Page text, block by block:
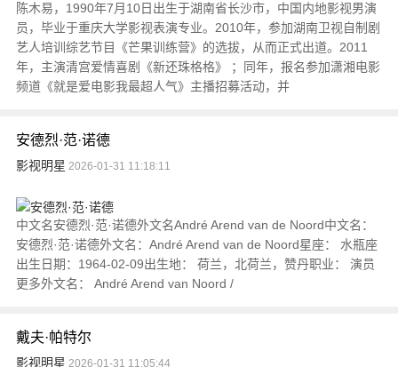
陈木易，1990年7月10日出生于湖南省长沙市，中国内地影视男演
员，毕业于重庆大学影视表演专业。2010年，参加湖南卫视自制剧
艺人培训综艺节目《芒果训练营》的选拔，从而正式出道。2011
年，主演清宫爱情喜剧《新还珠格格》 ；同年，报名参加潇湘电影
频道《就是爱电影我最超人气》主播招募活动，并
安德烈·范·诺德
影视明星 2026-01-31 11:18:11
中文名安德烈·范·诺德外文名André Arend van de Noord中文名：
安德烈·范·诺德外文名：André Arend van de Noord星座： 水瓶座
出生日期：1964-02-09出生地： 荷兰，北荷兰，赞丹职业： 演员
更多外文名： André Arend van Noord /
戴夫·帕特尔
影视明星 2026-01-31 11:05:44